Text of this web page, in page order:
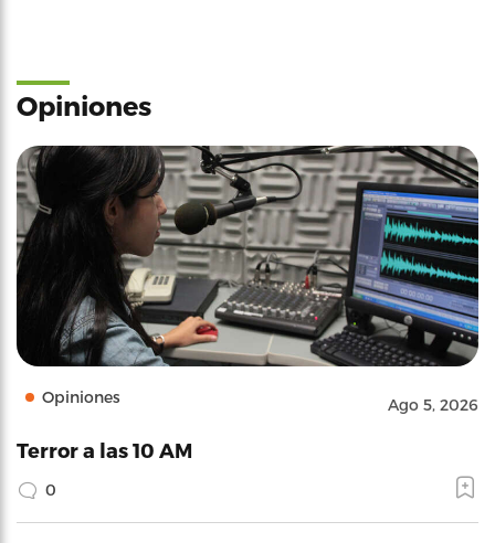
Opiniones
Opiniones Ago 5, 2026
Terror a las 10 AM
0